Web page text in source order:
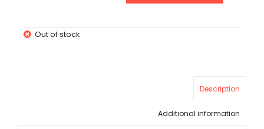
Out of stock
Description
Additional information